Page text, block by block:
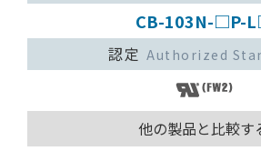
CB-103N-□P-
認定 Authorized
他の製品と比較す